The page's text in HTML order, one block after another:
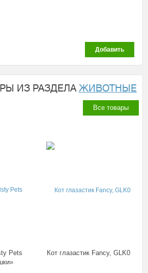
Добавить
ИЗ РАЗДЕЛА ЖИВОТНЫЕ
Все товары
Pets
Кот глазастик Fancy, GLK0